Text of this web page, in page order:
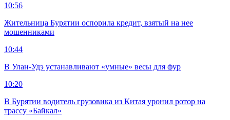
10:56
Жительница Бурятии оспорила кредит, взятый на нее
мошенниками
10:44
В Улан-Удэ устанавливают «умные» весы для фур
10:20
В Бурятии водитель грузовика из Китая уронил ротор на
трассу «Байкал»